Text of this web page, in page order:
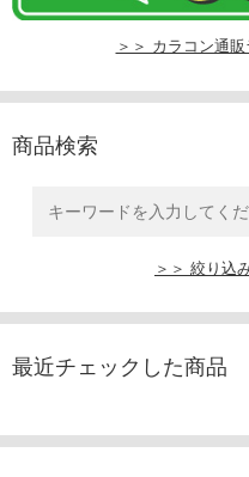
＞＞ カラコン通
商品検索
＞＞ 絞り込
最近チェックした商品